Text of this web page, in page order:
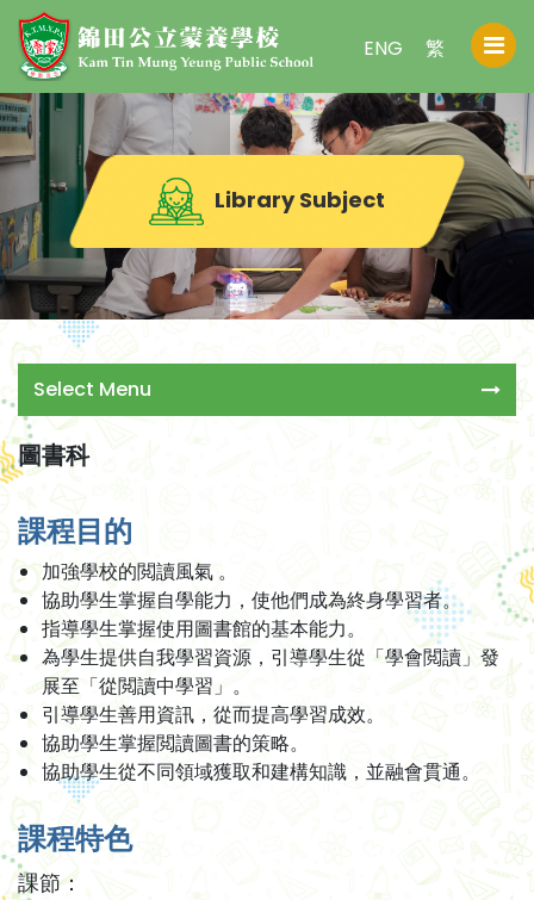
繁
ENG
Library Subject
Select Menu
圖書科
課程目的
加強學校的閲讀風氣 。
協助學生掌握自學能力，使他們成為終身學習者。
指導學生掌握使用圖書館的基本能力。
為學生提供自我學習資源，引導學生從「學會閲讀」發
展至「從閲讀中學習」。
引導學生善用資訊，從而提高學習成效。
協助學生掌握閲讀圖書的策略。
協助學生從不同領域獲取和建構知識，並融會貫通。
課程特色
課節：